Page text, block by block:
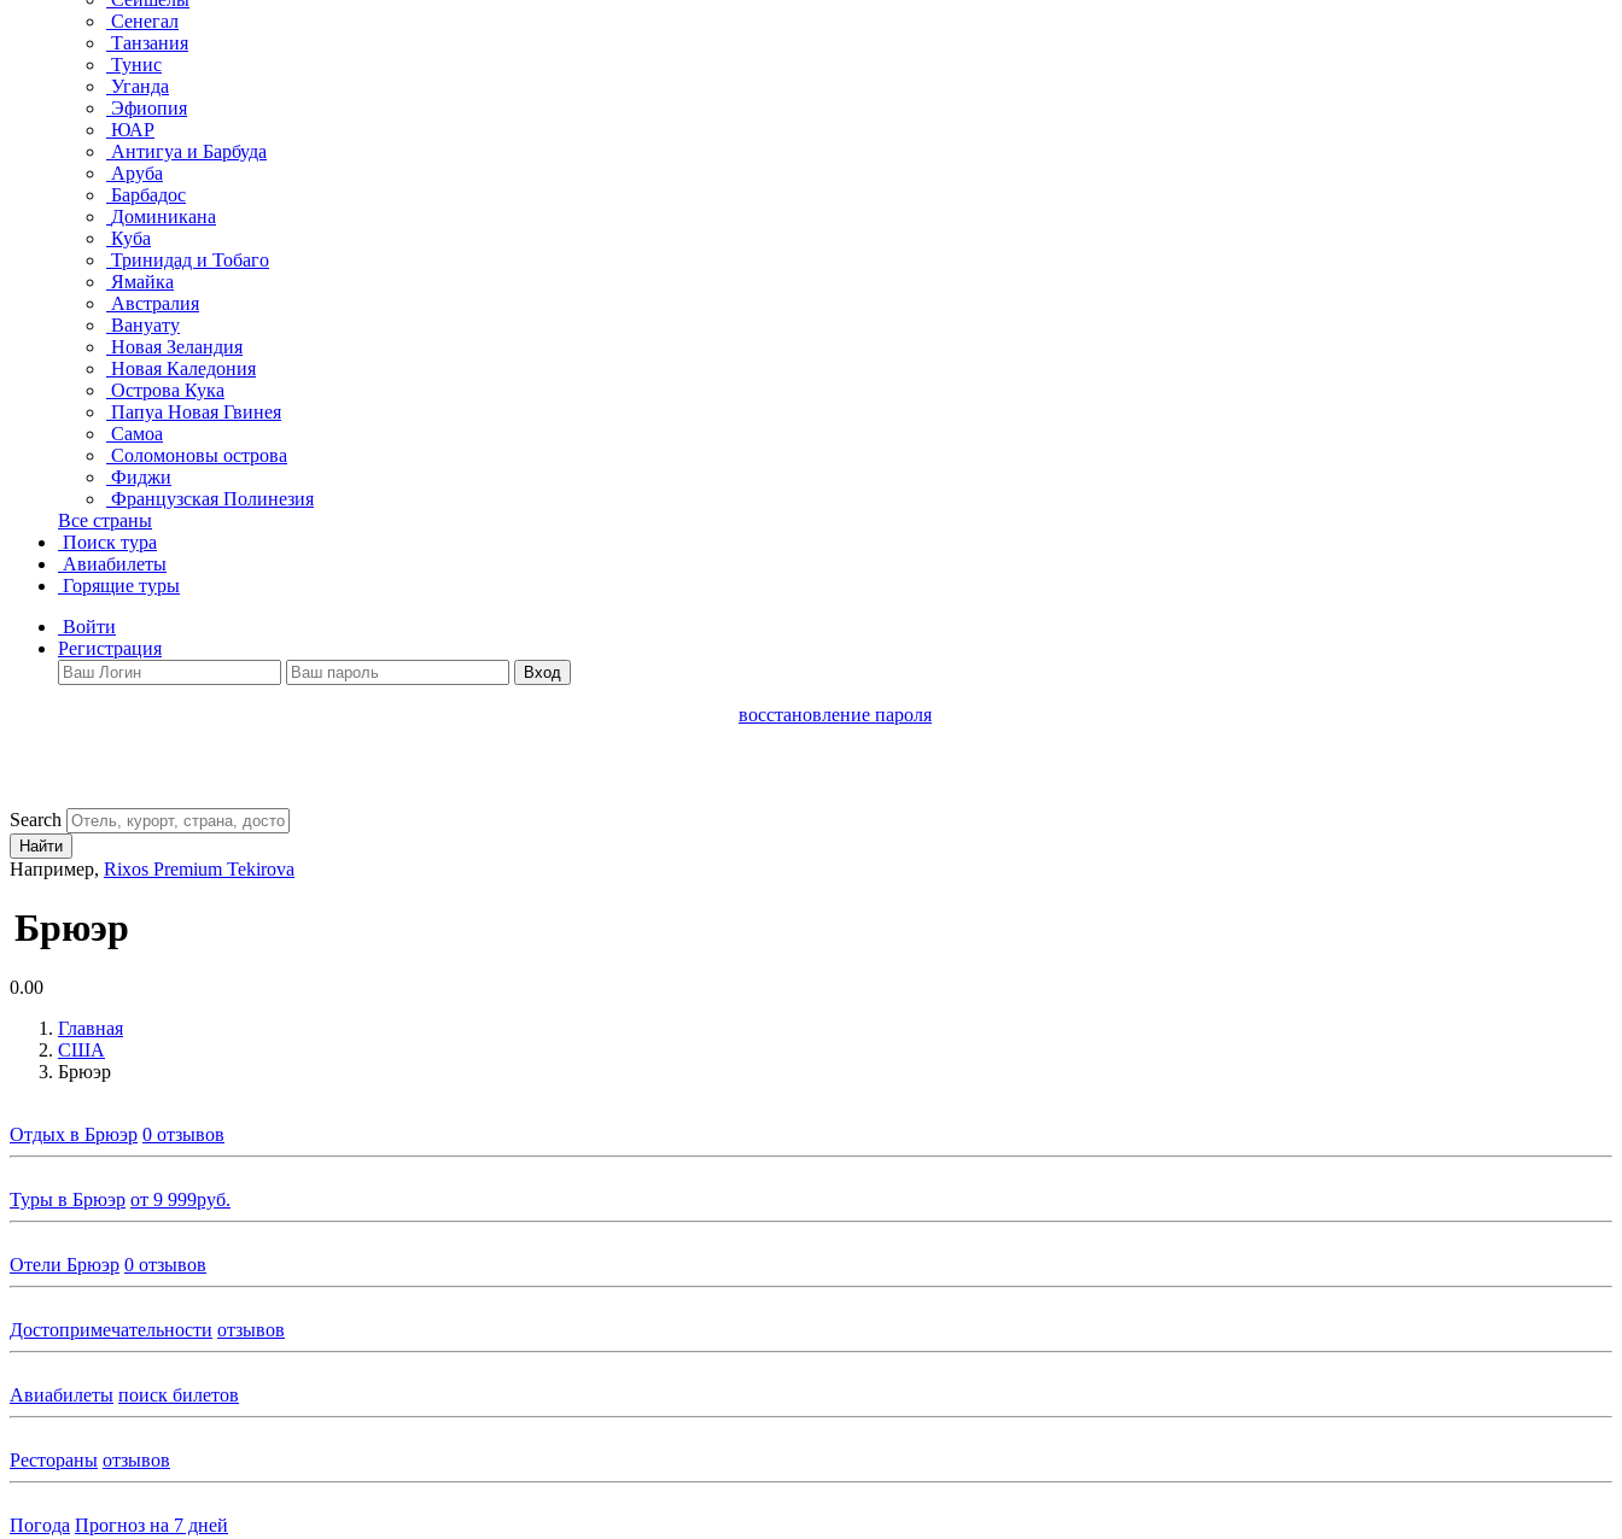
Сенегал
Танзания
Тунис
Уганда
Эфиопия
ЮАР
Антигуа и Барбуда
Аруба
Барбадос
Доминикана
Куба
Тринидад и Тобаго
Ямайка
Австралия
Вануату
Новая Зеландия
Новая Каледония
Острова Кука
Папуа Новая Гвинея
Самоа
Соломоновы острова
Фиджи
Французская Полинезия
Все страны
Поиск тура
Авиабилеты
Горящие туры
Войти
Регистрация
Вход
восстановление пароля
Search
Найти
Например, Rixos Premium Tekirova
Брюэр
0.00
Главная
США
Брюэр
Отдых в Брюэр 0 отзывов
Туры в Брюэр от 9 999руб.
Отели Брюэр 0 отзывов
Достопримечательности отзывов
Авиабилеты поиск билетов
Рестораны отзывов
Погода Прогноз на 7 дней